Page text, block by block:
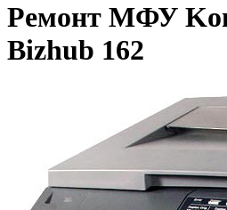
Ремонт МФУ
Bizhub 162